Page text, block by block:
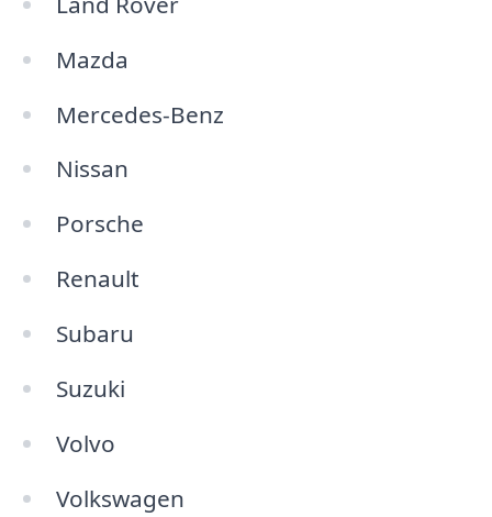
Mazda
Mercedes-Benz
Nissan
Porsche
Renault
Subaru
Suzuki
Volvo
Volkswagen